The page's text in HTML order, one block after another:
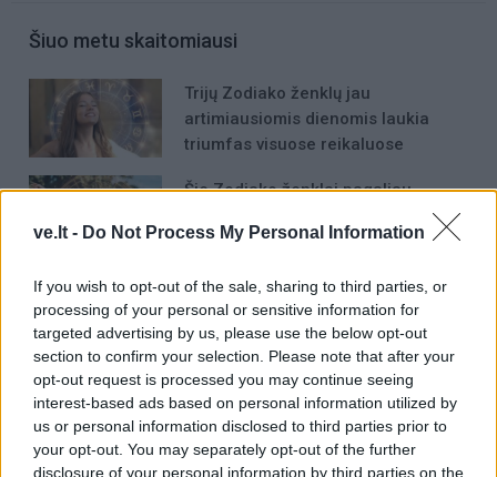
ve.lt - Do Not Process My Personal Information
If you wish to opt-out of the sale, sharing to third parties, or
processing of your personal or sensitive information for
targeted advertising by us, please use the below opt-out
section to confirm your selection. Please note that after your
opt-out request is processed you may continue seeing
interest-based ads based on personal information utilized by
us or personal information disclosed to third parties prior to
your opt-out. You may separately opt-out of the further
disclosure of your personal information by third parties on the
Šiuo metu skaitomiausi
Trijų Zodiako ženklų jau
artimiausiomis dienomis laukia
triumfas visuose reikaluose
Šie Zodiako ženklai pagaliau
pasieks proveržį, kurio taip ilgai
laukė
Orai: po tvankios dienos –
audringas vakaras: kur stipriausiai
lis ir griaudės?